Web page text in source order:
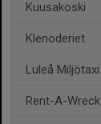
Kuusakoski
Klenoderiet
Luleå Miljötaxi
Rent-A-Wreck